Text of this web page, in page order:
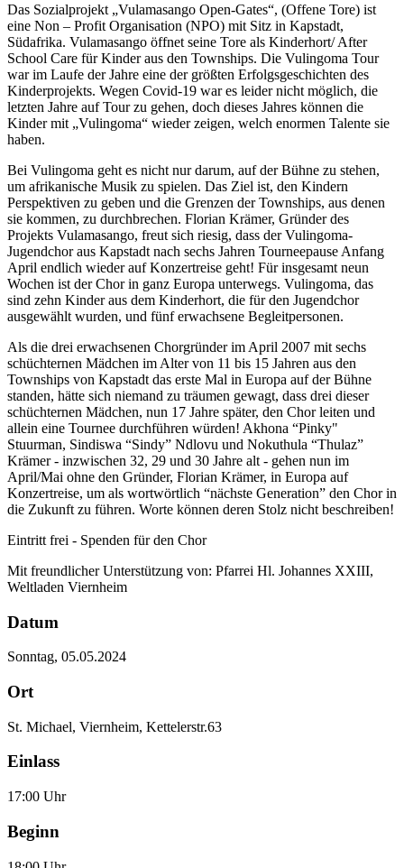
Das Sozialprojekt „Vulamasango Open-Gates“, (Offene Tore) ist
eine Non – Profit Organisation (NPO) mit Sitz in Kapstadt,
Südafrika. Vulamasango öffnet seine Tore als Kinderhort/ After
School Care für Kinder aus den Townships. Die Vulingoma Tour
war im Laufe der Jahre eine der größten Erfolgsgeschichten des
Kinderprojekts. Wegen Covid-19 war es leider nicht möglich, die
letzten Jahre auf Tour zu gehen, doch dieses Jahres können die
Kinder mit „Vulingoma“ wieder zeigen, welch enormen Talente sie
haben.
Bei Vulingoma geht es nicht nur darum, auf der Bühne zu stehen,
um afrikanische Musik zu spielen. Das Ziel ist, den Kindern
Perspektiven zu geben und die Grenzen der Townships, aus denen
sie kommen, zu durchbrechen. Florian Krämer, Gründer des
Projekts Vulamasango, freut sich riesig, dass der Vulingoma-
Jugendchor aus Kapstadt nach sechs Jahren Tourneepause Anfang
April endlich wieder auf Konzertreise geht! Für insgesamt neun
Wochen ist der Chor in ganz Europa unterwegs. Vulingoma, das
sind zehn Kinder aus dem Kinderhort, die für den Jugendchor
ausgewählt wurden, und fünf erwachsene Begleitpersonen.
Als die drei erwachsenen Chorgründer im April 2007 mit sechs
schüchternen Mädchen im Alter von 11 bis 15 Jahren aus den
Townships von Kapstadt das erste Mal in Europa auf der Bühne
standen, hätte sich niemand zu träumen gewagt, dass drei dieser
schüchternen Mädchen, nun 17 Jahre später, den Chor leiten und
allein eine Tournee durchführen würden! Akhona “Pinky"
Stuurman, Sindiswa “Sindy” Ndlovu und Nokuthula “Thulaz”
Krämer - inzwischen 32, 29 und 30 Jahre alt - gehen nun im
April/Mai ohne den Gründer, Florian Krämer, in Europa auf
Konzertreise, um als wortwörtlich “nächste Generation” den Chor in
die Zukunft zu führen. Worte können deren Stolz nicht beschreiben!
Eintritt frei - Spenden für den Chor
Mit freundlicher Unterstützung von: Pfarrei Hl. Johannes XXIII,
Weltladen Viernheim
Datum
Sonntag, 05.05.2024
Ort
St. Michael, Viernheim, Kettelerstr.63
Einlass
17:00 Uhr
Beginn